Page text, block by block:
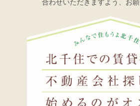
合わせいただきますよう、お願